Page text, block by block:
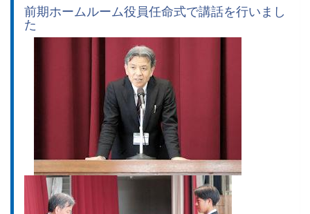
前期ホームルーム役員任命式で講話を行いまし
た